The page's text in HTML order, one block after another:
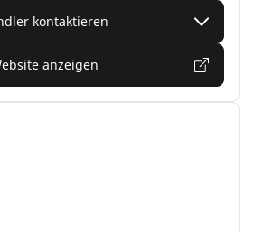
kontaktieren
anzeigen